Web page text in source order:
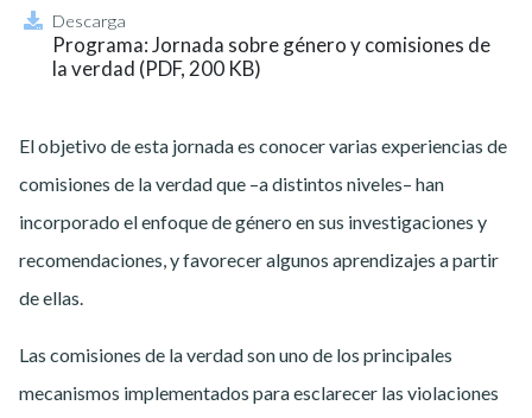
El objetivo de esta jornada es conocer varias experiencias de
comisiones de la verdad que –a distintos niveles– han
incorporado el enfoque de género en sus investigaciones y
recomendaciones, y favorecer algunos aprendizajes a partir
de ellas.
Las comisiones de la verdad son uno de los principales
mecanismos implementados para esclarecer las violaciones
Descarga
Programa: Jornada sobre género y comisiones de
la verdad (PDF, 200 KB)